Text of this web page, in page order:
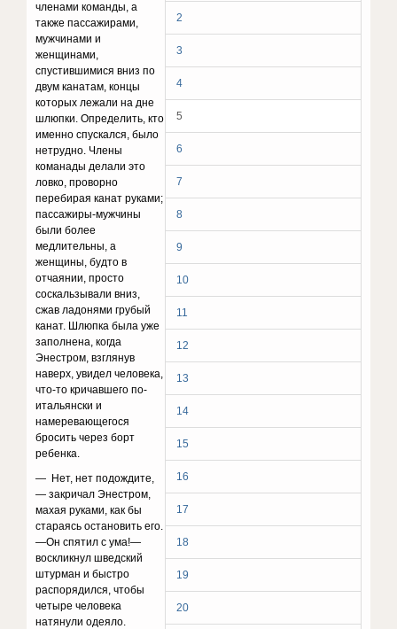
2
3
4
5
6
7
8
9
10
11
12
13
14
15
16
17
18
19
20
членами команды, а
также пассажирами,
мужчинами и
женщинами,
спустившимися вниз по
двум канатам, концы
которых лежали на дне
шлюпки. Определить, кто
именно спускался, было
нетрудно. Члены
команады делали это
ловко, проворно
перебирая канат руками;
пассажиры-мужчины
были более
медлительны, а
женщины, будто в
отчаянии, просто
соскальзывали вниз,
сжав ладонями грубый
канат. Шлюпка была уже
заполнена, когда
Энестром, взглянув
наверх, увидел человека,
что-то кричавшего по-
итальянски и
намеревающегося
бросить через борт
ребенка.
— Нет, нет подождите,
— закричал Энестром,
махая руками, как бы
стараясь остановить его.
—Он спятил с ума!—
воскликнул шведский
штурман и быстро
распорядился, чтобы
четыре человека
натянули одеяло.